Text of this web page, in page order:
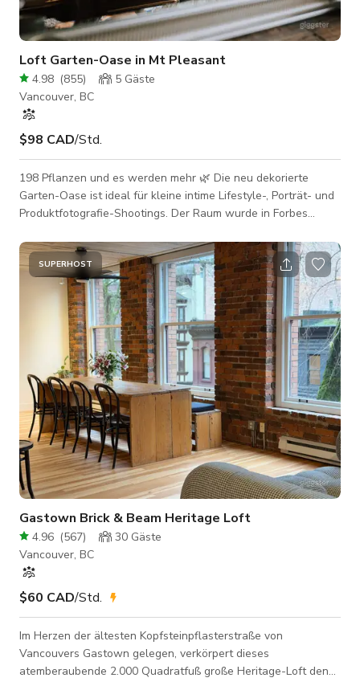
Loft Garten-Oase in Mt Pleasant
4.98 (855) 5 Gäste
Vancouver, BC
$98 CAD/Std.
198 Pflanzen und es werden mehr 🌿 Die neu dekorierte
Garten-Oase ist ideal für kleine intime Lifestyle-, Porträt- und
Produktfotografie-Shootings. Der Raum wurde in Forbes
für „Kreatives Interior Design“ vorgestellt. Die Ästhetik ist
Dschungel-Industrie. Im Erdgeschoss befinden sich 148
Pflanzen, Sitzgelegenheiten, Regale, ein Badezimmer, eine
Küche und ein großer Arbeitstisch. Außerdem ist ein Projektor
an der Wand monti
SUPERHOST
Gastown Brick & Beam Heritage Loft
4.96 (567) 30 Gäste
Vancouver, BC
$60 CAD/Std.
Im Herzen der ältesten Kopfsteinpflasterstraße von
Vancouvers Gastown gelegen, verkörpert dieses
atemberaubende 2.000 Quadratfuß große Heritage-Loft den